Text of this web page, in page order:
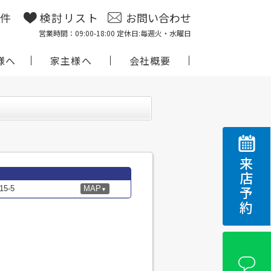
検討リスト お問い合わせ
営業時間：09:00-18:00 定休日:毎週火・水曜日
へ 家主様へ 会社概要
来店予約
5 MAP ▼